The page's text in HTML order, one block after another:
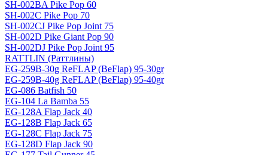
SH-002BA Pike Pop 60
SH-002C Pike Pop 70
SH-002CJ Pike Pop Joint 75
SH-002D Pike Giant Pop 90
SH-002DJ Pike Pop Joint 95
RATTLIN (Раттлины)
EG-259B-30g ReFLAP (BeFlap) 95-30gr
EG-259B-40g ReFLAP (BeFlap) 95-40gr
EG-086 Batfish 50
EG-104 La Bamba 55
EG-128A Flap Jack 40
EG-128B Flap Jack 65
EG-128C Flap Jack 75
EG-128D Flap Jack 90